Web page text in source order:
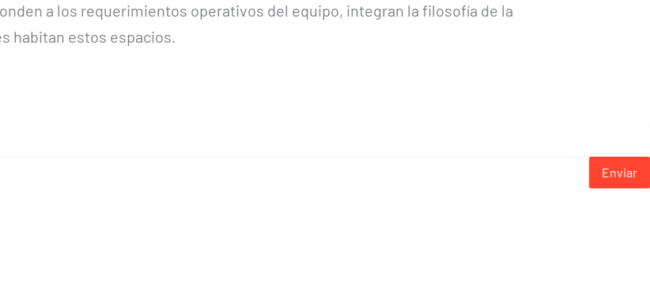
a los requerimientos operativos del equipo, integran la filosofía de la
habitan estos espacios.
Enviar